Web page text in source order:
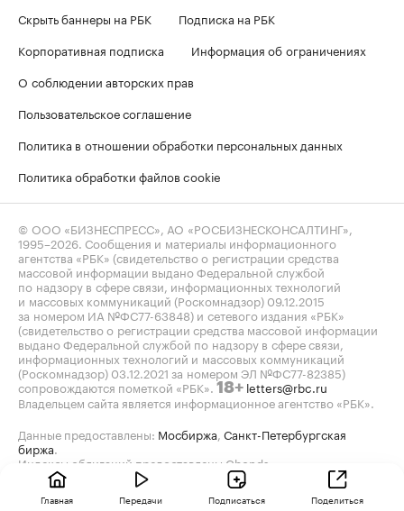
Скрыть баннеры на РБК
Подписка на РБК
Корпоративная подписка
Информация об ограничениях
О соблюдении авторских прав
Пользовательское соглашение
Политика в отношении обработки персональных данных
Политика обработки файлов cookie
© ООО «БИЗНЕСПРЕСС», АО «РОСБИЗНЕСКОНСАЛТИНГ»,
1995–2026 . Сообщения и материалы информационного
агентства «РБК» (свидетельство о регистрации средства
массовой информации выдано Федеральной службой
по надзору в сфере связи, информационных технологий
и массовых коммуникаций (Роскомнадзор) 09.12.2015
за номером ИА №ФС77-63848) и сетевого издания «РБК»
(свидетельство о регистрации средства массовой информации
выдано Федеральной службой по надзору в сфере связи,
информационных технологий и массовых коммуникаций
(Роскомнадзор) 03.12.2021 за номером ЭЛ №ФС77-82385)
сопровождаются пометкой «РБК». 18+ letters@rbc.ru
Владельцем сайта является информационное агентство «РБК».
Данные предоставлены: Мосбиржа Санкт-Петербургская
биржа
Индексы облигаций предоставлены Cbonds.
Главная Передачи Подписаться Поделиться